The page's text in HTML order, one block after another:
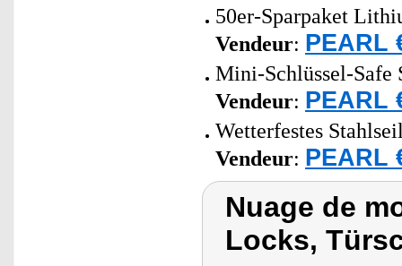
50er-Sparpaket
Vendeur: PEARL
Mini-Schlüssel-Safe
Vendeur: PEARL
Wetterfestes
Vendeur: PEARL
Nuage de
Locks,